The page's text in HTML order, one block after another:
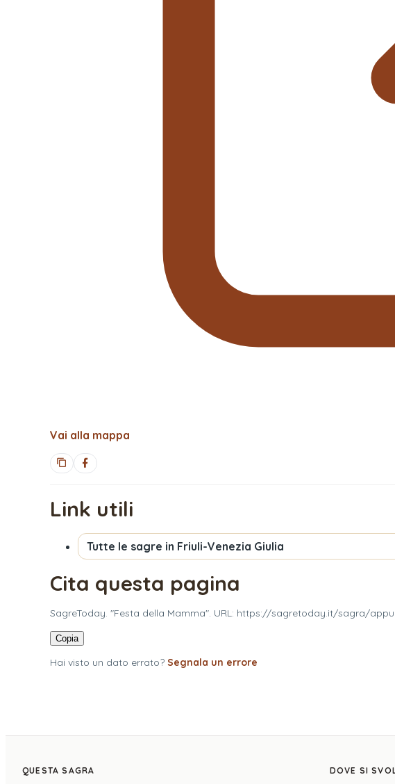
Vai alla mappa
Link utili
Tutte le sagre in Friuli-Venezia Giulia
Cita questa pagina
SagreToday. "Festa della Mamma". URL: https://sagretoday.it/sagra/
Copia
Hai visto un dato errato? Segnala un errore
QUESTA SAGRA DOVE SI